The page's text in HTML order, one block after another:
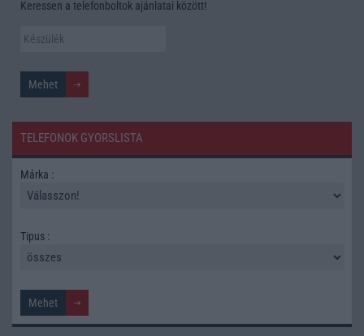
Keressen a telefonboltok ajánlatai között!
TELEFONOK GYORSLISTA
Márka :
Tipus :